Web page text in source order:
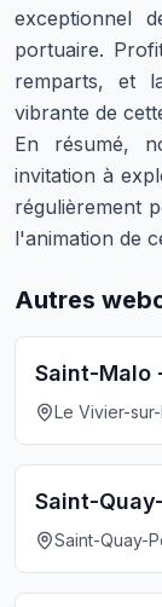
exceptionnel
portuaire.
remparts, et
vibrante de
En résumé,
invitation à
régulièrement
l'animation de
Autres
Saint-Malo
Le Vivier-
Saint-
Saint-Quay-